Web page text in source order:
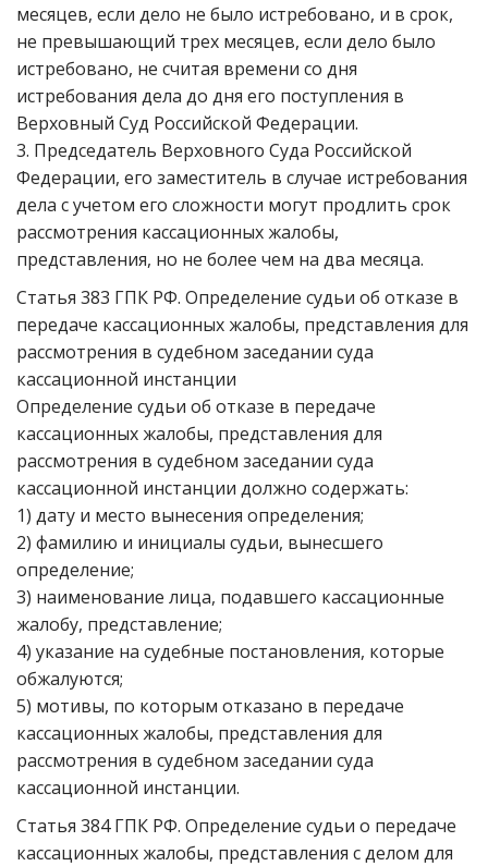
месяцев, если дело не было истребовано, и в срок,
не превышающий трех месяцев, если дело было
истребовано, не считая времени со дня
истребования дела до дня его поступления в
Верховный Суд Российской Федерации.
3. Председатель Верховного Суда Российской
Федерации, его заместитель в случае истребования
дела с учетом его сложности могут продлить срок
рассмотрения кассационных жалобы,
представления, но не более чем на два месяца.
Статья 383 ГПК РФ. Определение судьи об отказе в
передаче кассационных жалобы, представления для
рассмотрения в судебном заседании суда
кассационной инстанции
Определение судьи об отказе в передаче
кассационных жалобы, представления для
рассмотрения в судебном заседании суда
кассационной инстанции должно содержать:
1) дату и место вынесения определения;
2) фамилию и инициалы судьи, вынесшего
определение;
3) наименование лица, подавшего кассационные
жалобу, представление;
4) указание на судебные постановления, которые
обжалуются;
5) мотивы, по которым отказано в передаче
кассационных жалобы, представления для
рассмотрения в судебном заседании суда
кассационной инстанции.
Статья 384 ГПК РФ. Определение судьи о передаче
кассационных жалобы, представления с делом для